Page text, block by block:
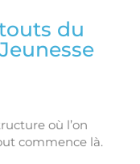
du
où l’on
commence là.